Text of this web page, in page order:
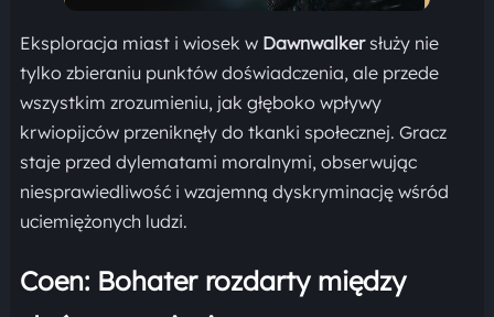
Eksploracja miast i wiosek w Dawnwalkersłuży nie
tylko zbieraniu punktów doświadczenia, ale przede
wszystkim zrozumieniu, jak głęboko wpływy
krwiopijców przeniknęły do tkanki społecznej. Gracz
staje przed dylematami moralnymi, obserwując
niesprawiedliwość i wzajemną dyskryminację wśród
uciemiężonych ludzi.
Coen: Bohater rozdarty między